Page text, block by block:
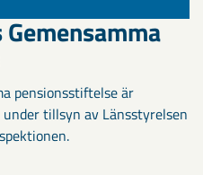
pensionsstiftelse är
tillsyn av Länsstyrelsen